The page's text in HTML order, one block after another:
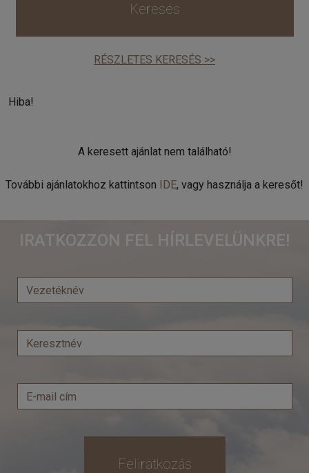
Keresés
RÉSZLETES KERESÉS >>
Hiba!
A keresett ajánlat nem található!
További ajánlatokhoz kattintson IDE, vagy használja a keresőt!
IRATKOZZON FEL HÍRLEVELÜNKRE!
Feliratkozás